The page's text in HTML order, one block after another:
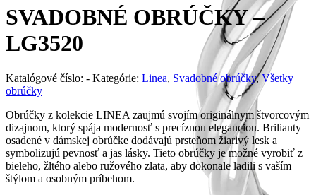
SVADOBNÉ OBRÚČKY –
LG3520
Katalógové číslo: - Kategórie: Linea, Svadobné obrúčky, Všetky
obrúčky
Obrúčky z kolekcie LINEA zaujmú svojím originálnym štvorcovým
dizajnom, ktorý spája modernosť s precíznou eleganciou. Brilianty
osadené v dámskej obrúčke dodávajú prsteňom žiarivý lesk a
symbolizujú pevnosť a jas lásky. Tieto obrúčky je možné vyrobiť z
bieleho, žltého alebo ružového zlata, aby dokonale ladili s vaším
štýlom a osobným príbehom.